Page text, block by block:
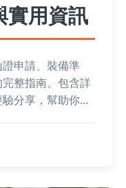
實用資訊
申請、裝備準
整指南。包含詳
分享，幫助你規